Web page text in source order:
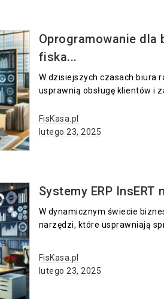
Oprogramowanie dla
fiska...
W dzisiejszych czasach biura
usprawnią obsługę klientów i
FisKasa.pl
lutego 23, 2025
Systemy ERP
W dynamicznym świecie
narzędzi, które usprawniają
FisKasa.pl
lutego 23, 2025